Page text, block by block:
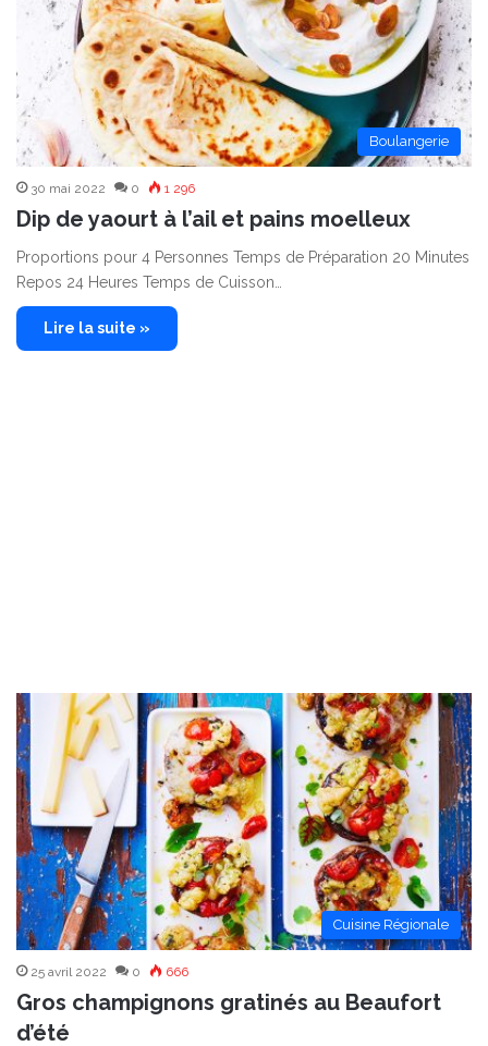
Boulangerie
30 mai 2022 0 1 296
Dip de yaourt à l’ail et pains moelleux
Proportions pour 4 Personnes Temps de Préparation 20 Minutes
Repos 24 Heures Temps de Cuisson…
Lire la suite »
Cuisine Régionale
25 avril 2022 0 666
Gros champignons gratinés au Beaufort
d’été